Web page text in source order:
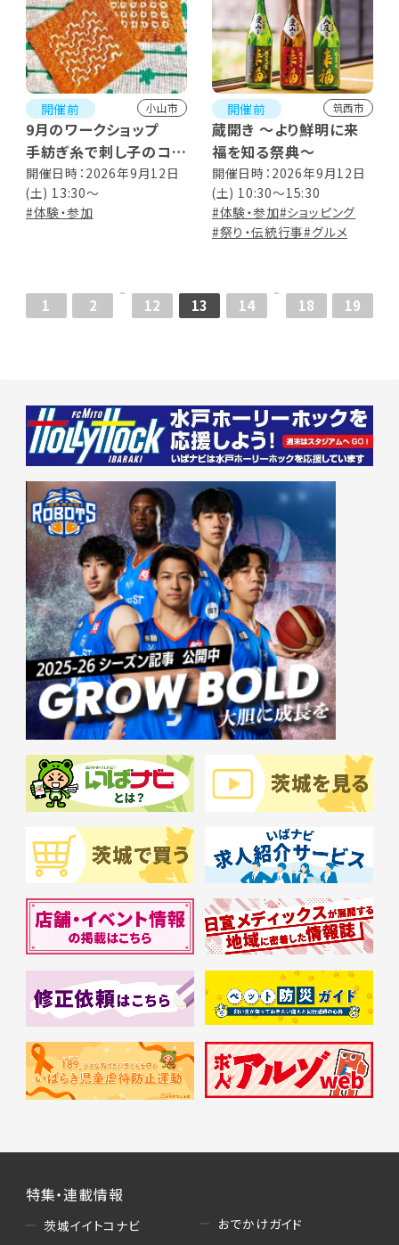
開催前 小山市
9月のワークショップ
手紡ぎ糸で刺し子のコー
スター
開催日時：2026年9月12日
(土) 13:30～
#体験・参加
開催前 筑西市
蔵開き ～より鮮明に来
福を知る祭典～
開催日時：2026年9月12日
(土) 10:30～15:30
#体験・参加#ショッピング
#祭り・伝統行事#グルメ
1 2 12 13 14 18 19
特集・連載情報
茨城イイトコナビ
おでかけガイド